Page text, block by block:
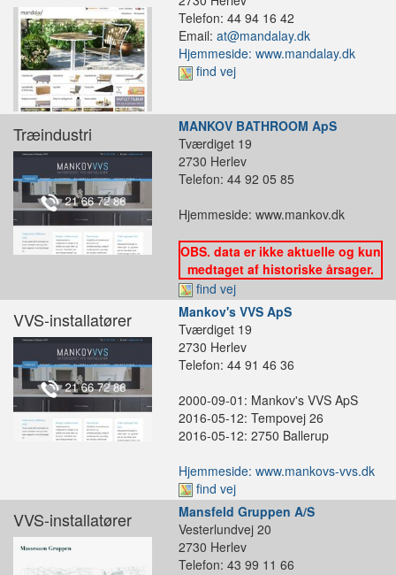
Telefon: 44 94 16 42
Email: at@mandalay.dk
Hjemmeside: www.mandalay.dk
find vej
Træindustri
MANKOV BATHROOM ApS
Tværdiget 19
2730 Herlev
Telefon: 44 92 05 85
Hjemmeside: www.mankov.dk
OBS. data er ikke aktuelle og kun
medtaget af historiske årsager.
find vej
VVS-installatører
Mankov's VVS ApS
Tværdiget 19
2730 Herlev
Telefon: 44 91 46 36
2000-09-01: Mankov's VVS ApS
2016-05-12: Tempovej 26
2016-05-12: 2750 Ballerup
Hjemmeside: www.mankovs-vvs.dk
find vej
VVS-installatører
Mansfeld Gruppen A/S
Vesterlundvej 20
2730 Herlev
Telefon: 43 99 11 66